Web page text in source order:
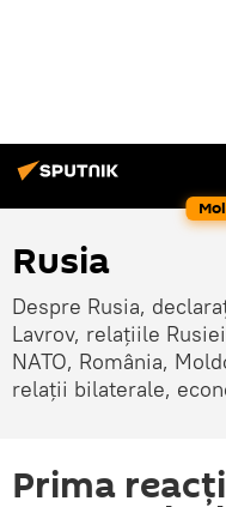
Rusia
Despre Rusia,
Lavrov, relațiile
NATO, România,
relații bilaterale,
Prima